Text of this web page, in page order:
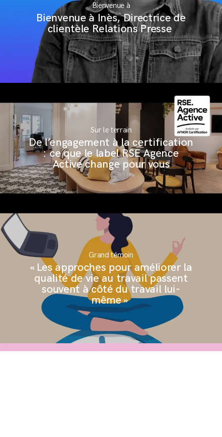
Bienvenue à
Bienvenue à Inès, Directrice de
clientèle Relations Presse
Sur le terrain
De l’engagement à la certification
: ce que le label RSE Agence
Active change pour vous
Grand témoin
« Les approches pour améliorer la
qualité de vie au travail passent
souvent à côté du travail lui-
même »